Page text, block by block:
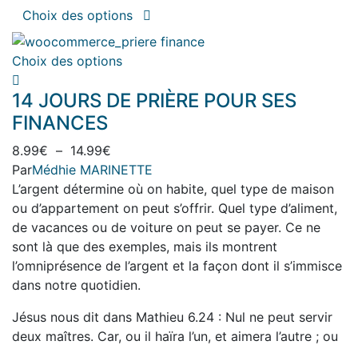
Choix des options
Ce
a
variations.
Les
être
choisies
la
page
du
produit
Choix des optionsCe
a
options
peuvent
être
choisies
sur
la
page
produit
14 JOURS DE PRIÈRE POUR SES
FINANCES
8.99€ – 14.99€
de
prix :
8.99€
à
14.99€
ParMédhie MARINETTE
L’argent détermine où on habite, quel type de maison
ou d’appartement on peut s’offrir. Quel type d’aliment,
de vacances ou de voiture on peut se payer. Ce ne
sont là que des exemples, mais ils montrent
l’omniprésence de l’argent et la façon dont il s’immisce
dans notre quotidien.
Jésus nous dit dans Mathieu 6.24 : Nul ne peut servir
deux maîtres. Car, ou il haïra l’un, et aimera l’autre ; ou